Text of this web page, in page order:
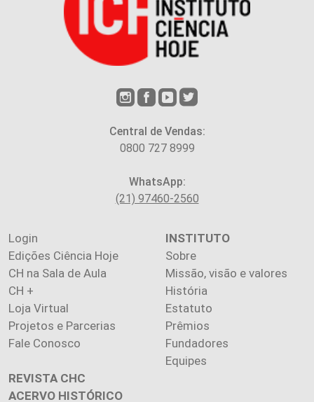
Central de Vendas:
0800 727 8999
WhatsApp:
(21) 97460-2560
Login
Edições Ciência Hoje
CH na Sala de Aula
CH +
Loja Virtual
Projetos e Parcerias
Fale Conosco
INSTITUTO
Sobre
Missão, visão e valores
História
Estatuto
Prêmios
Fundadores
Equipes
REVISTA CHC
ACERVO HISTÓRICO